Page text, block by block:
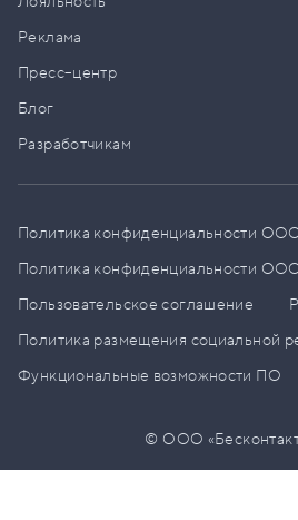
Реклама
Пресс–центр
Блог
Разработчикам
Политика конфиденциальности
Политика конфиденциальности
Пользовательское соглашение
Политика размещения социальной
Функциональные возможности ПО
© ООО